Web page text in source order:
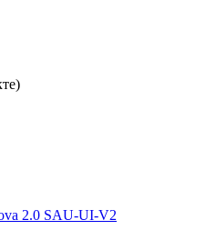
2.0 SAU-UI-V2